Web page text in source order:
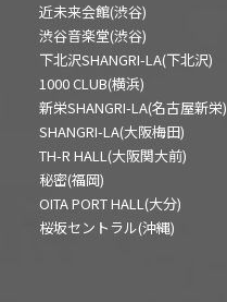
近未来会館(渋谷)
渋谷音楽堂(渋谷)
下北沢SHANGRI-LA(下北沢)
1000 CLUB(横浜)
新栄SHANGRI-LA(名古屋新栄)
SHANGRI-LA(大阪梅田)
TH-R HALL(大阪関大前)
秘密(福岡)
OITA PORT HALL(大分)
桜坂セントラル(沖縄)